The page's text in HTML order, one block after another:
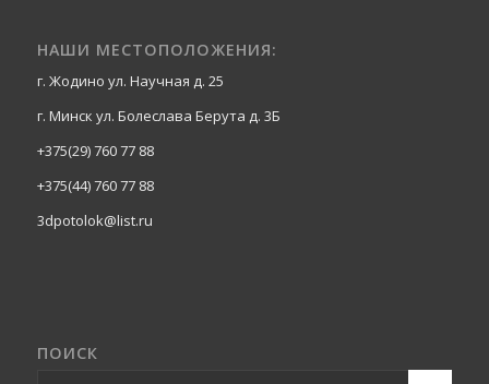
НАШИ МЕСТОПОЛОЖЕНИЯ:
г. Жодино ул. Научная д. 25
г. Минск ул. Болеслава Берута д. 3Б
+375(29) 760 77 88
+375(44) 760 77 88
3dpotolok@list.ru
ПОИСК